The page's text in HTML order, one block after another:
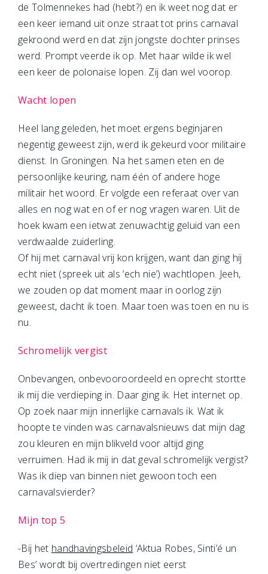
de Tolmennekes had (hebt?) en ik weet nog dat er
een keer iemand uit onze straat tot prins carnaval
gekroond werd en dat zijn jongste dochter prinses
werd. Prompt veerde ik op. Met haar wilde ik wel
een keer de polonaise lopen. Zij dan wel voorop.
Wacht lopen
Heel lang geleden, het moet ergens beginjaren
negentig geweest zijn, werd ik gekeurd voor militaire
dienst. In Groningen. Na het samen eten en de
persoonlijke keuring, nam één of andere hoge
militair het woord. Er volgde een referaat over van
alles en nog wat en of er nog vragen waren. Uit de
hoek kwam een ietwat zenuwachtig geluid van een
verdwaalde zuiderling.
Of hij met carnaval vrij kon krijgen, want dan ging hij
echt niet (spreek uit als ‘ech nie’) wachtlopen. Jeeh,
we zouden op dat moment maar in oorlog zijn
geweest, dacht ik toen. Maar toen was toen en nu is
nu.
Schromelijk vergist
Onbevangen, onbevooroordeeld en oprecht stortte
ik mij die verdieping in. Daar ging ik. Het internet op.
Op zoek naar mijn innerlijke carnavals ik. Wat ik
hoopte te vinden was carnavalsnieuws dat mijn dag
zou kleuren en mijn blikveld voor altijd ging
verruimen. Had ik mij in dat geval schromelijk vergist?
Was ik diep van binnen niet gewoon toch een
carnavalsvierder?
Mijn top 5
-Bij het handhavingsbeleid ‘Aktua Robes, Sinti’é un
Bes’ wordt bij overtredingen niet eerst